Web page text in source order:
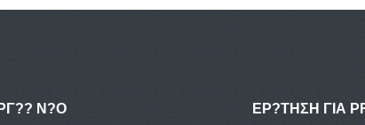
Ν?Ο ΕΡ?ΤΗΣΗ ΓΙΑ